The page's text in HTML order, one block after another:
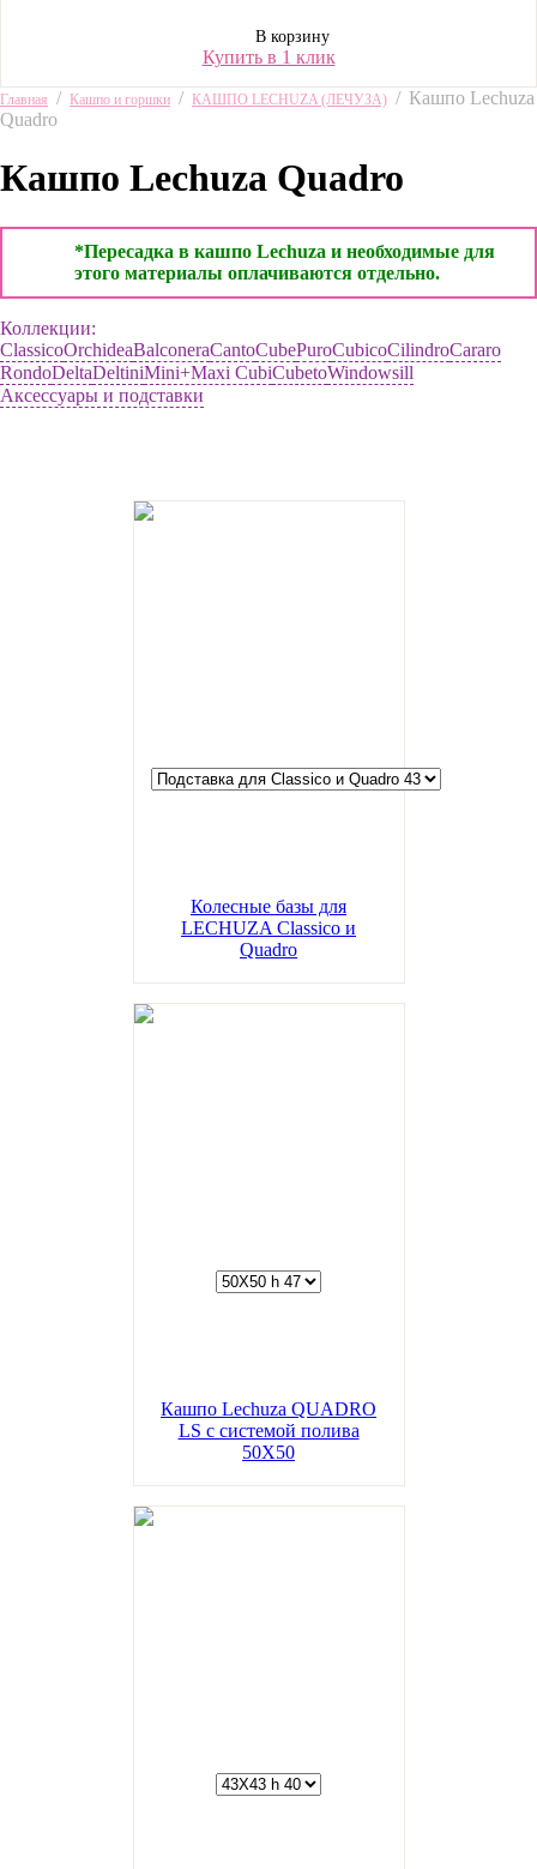
В корзину
Купить в 1 клик
Главная / Кашпо и горшки / КАШПО LECHUZA (ЛЕЧУЗА) / Кашпо Lechuza
Quadro
Кашпо Lechuza Quadro
*Пересадка в кашпо Lechuza и необходимые для
этого материалы оплачиваются отдельно.
Коллекции:
ClassicoOrchideaBalconeraCantoCubePuroCubicoCilindroCararo
RondoDeltaDeltiniMini+Maxi CubiСubetoWindowsill
Аксессуары и подставки
Колесные базы для
LECHUZA Classico и
Quadro
Кашпо Lechuza QUADRO
LS с системой полива
50Х50